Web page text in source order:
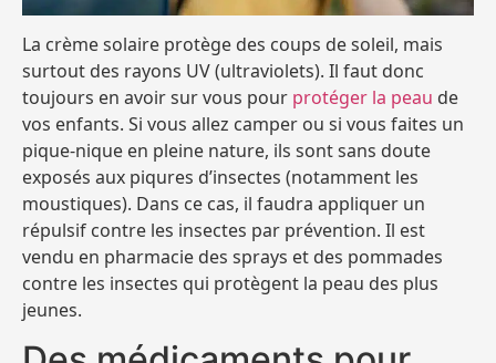
La crème solaire protège des coups de soleil, mais
surtout des rayons UV (ultraviolets). Il faut donc
toujours en avoir sur vous pour protéger la peau de
vos enfants. Si vous allez camper ou si vous faites un
pique-nique en pleine nature, ils sont sans doute
exposés aux piqures d’insectes (notamment les
moustiques). Dans ce cas, il faudra appliquer un
répulsif contre les insectes par prévention. Il est
vendu en pharmacie des sprays et des pommades
contre les insectes qui protègent la peau des plus
jeunes.